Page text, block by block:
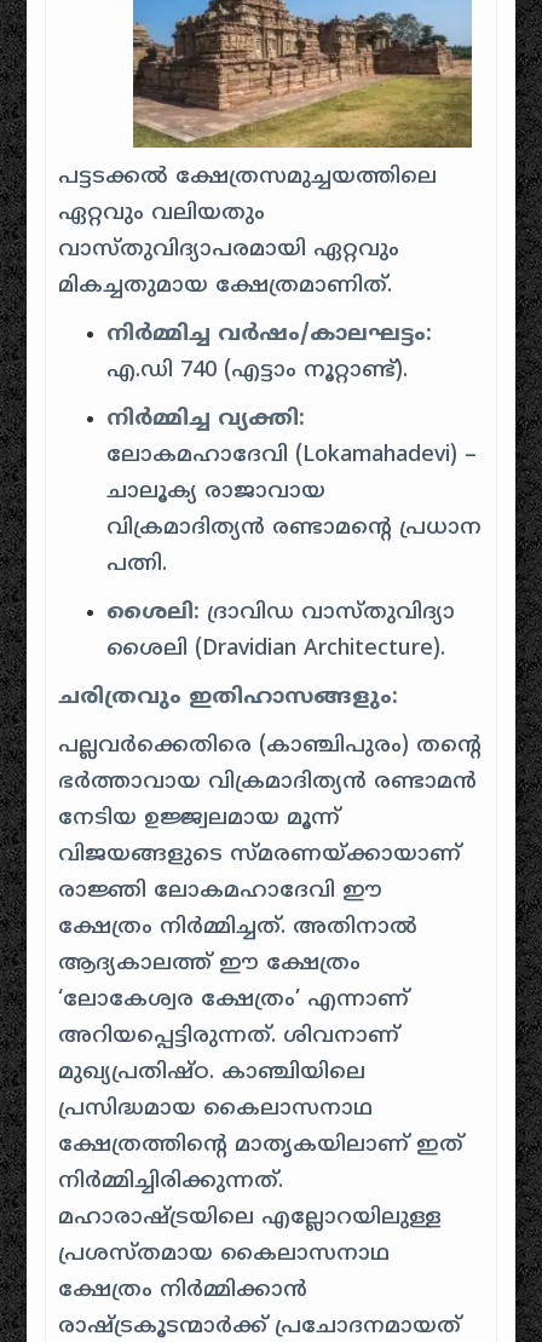
പട്ടടക്കൽ ക്ഷേത്രസമുച്ചയത്തിലെ
ഏറ്റവും വലിയതും
വാസ്തുവിദ്യാപരമായി ഏറ്റവും
മികച്ചതുമായ ക്ഷേത്രമാണിത്.
നിർമ്മിച്ച വർഷം/കാലഘട്ടം:
എ.ഡി 740 (എട്ടാം നൂറ്റാണ്ട്).
നിർമ്മിച്ച വ്യക്തി:
ലോകമഹാദേവി (Lokamahadevi) –
ചാലൂക്യ രാജാവായ
വിക്രമാദിത്യൻ രണ്ടാമന്റെ പ്രധാന
പത്നി.
ശൈലി: ദ്രാവിഡ വാസ്തുവിദ്യാ
ശൈലി (Dravidian Architecture).
ചരിത്രവും ഇതിഹാസങ്ങളും:
പല്ലവർക്കെതിരെ (കാഞ്ചിപുരം) തന്റെ
ഭർത്താവായ വിക്രമാദിത്യൻ രണ്ടാമൻ
നേടിയ ഉജ്ജ്വലമായ മൂന്ന്
വിജയങ്ങളുടെ സ്മരണയ്ക്കായാണ്
രാജ്ഞി ലോകമഹാദേവി ഈ
ക്ഷേത്രം നിർമ്മിച്ചത്. അതിനാൽ
ആദ്യകാലത്ത് ഈ ക്ഷേത്രം
‘ലോകേശ്വര ക്ഷേത്രം’ എന്നാണ്
അറിയപ്പെട്ടിരുന്നത്. ശിവനാണ്
മുഖ്യപ്രതിഷ്ഠ. കാഞ്ചിയിലെ
പ്രസിദ്ധമായ കൈലാസനാഥ
ക്ഷേത്രത്തിന്റെ മാതൃകയിലാണ് ഇത്
നിർമ്മിച്ചിരിക്കുന്നത്.
മഹാരാഷ്ട്രയിലെ എല്ലോറയിലുള്ള
പ്രശസ്തമായ കൈലാസനാഥ
ക്ഷേത്രം നിർമ്മിക്കാൻ
രാഷ്ട്രകൂടന്മാർക്ക് പ്രചോദനമായത്